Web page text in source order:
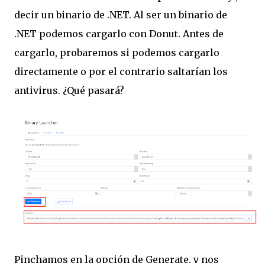
decir un binario de .NET. Al ser un binario de
.NET podemos cargarlo con Donut. Antes de
cargarlo, probaremos si podemos cargarlo
directamente o por el contrario saltarían los
antivirus. ¿Qué pasará?
Pinchamos en la opción de Generate, y nos